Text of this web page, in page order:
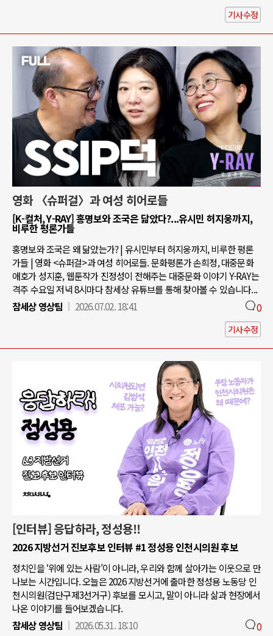
기사수정
영화 〈슈퍼걸〉과 여성 히어로들
[K-컬처, Y-RAY] 홍명보와 조국은 닮았다?...유시민 허지웅까지,
비루한 평론가들
홍명보와 조국은 왜 닮았는가? | 유시민부터 허지웅까지, 비루한 평론
가들 | 영화 <슈퍼걸>과 여성 히어로들. 문화평론가 손희정, 대중문화
애호가 성지훈, 웹툰작가 진정성이 전해주는 대중문화 이야기 Y-RAY는
격주 수요일 저녁 8시마다 참세상 유튜브를 통해 찾아볼 수 있습니다...
참세상 영상팀
2026.07.02. 18:41 0
기사수정
[인터뷰] 응답하라, 정성용!!
2026 지방선거 진보후보 인터뷰 #1 정성용 인천시의원 후보
정치인을 ‘위에 있는 사람’이 아니라, 우리와 함께 살아가는 이웃으로 만
나보는 시간입니다. 오늘은 2026 지방선거에 출마한 정성용 노동당 인
천시의원(검단구제3선거구) 후보를 모시고, 말이 아니라 삶과 현장에서
나온 이야기를 들어보겠습니다.
참세상 영상팀
2026.05.31. 18:10 0